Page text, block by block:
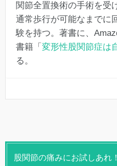
関節全置換術の手術を受
通常歩行が可能なまでに
験を持つ。著書に、
書籍「 変形性股関節症は
る。
股関節の痛みにお試しあれ！